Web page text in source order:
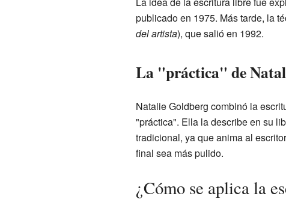
publicado en 1975. Más tarde, la
del artista), que salió en 1992.
La "práctica" de
Natalie Goldberg combinó la
"práctica". Ella la describe en su
tradicional, ya que anima al
final sea más pulido.
¿Cómo se aplica la